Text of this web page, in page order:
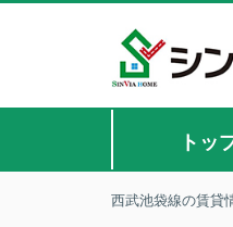
トッ
西武池袋線の賃貸